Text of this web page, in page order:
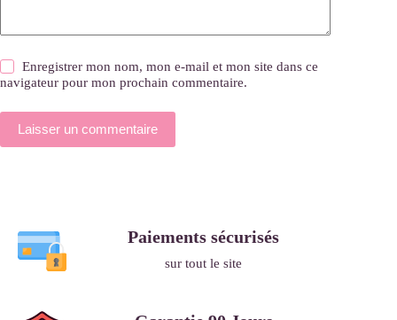
Enregistrer mon nom, mon e-mail et mon site dans ce
navigateur pour mon prochain commentaire.
Laisser un commentaire
Paiements sécurisés
sur tout le site